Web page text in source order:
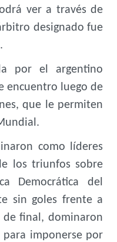
ver a través de
designado fue
por el argentino
encuentro luego de
que le permiten
como líderes
los triunfos sobre
Democrática del
sin goles frente a
de final, dominaron
imponerse por